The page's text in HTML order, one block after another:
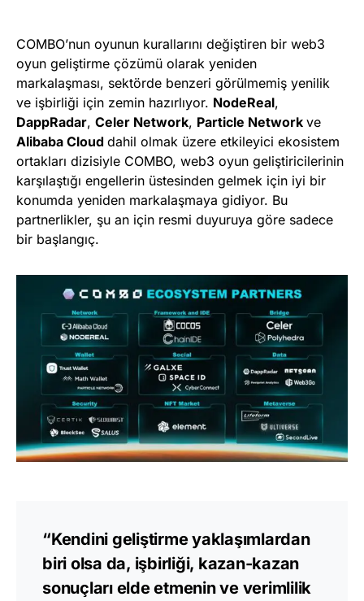
COMBO’nun oyunun kurallarını değiştiren bir web3
oyun geliştirme çözümü olarak yeniden
markalaşması, sektörde benzeri görülmemiş yenilik
ve işbirliği için zemin hazırlıyor. NodeReal,
DappRadar, Celer Network, Particle Network ve
Alibaba Cloud dahil olmak üzere etkileyici ekosistem
ortakları dizisiyle COMBO, web3 oyun geliştiricilerinin
karşılaştığı engellerin üstesinden gelmek için iyi bir
konumda yeniden markalaşmaya gidiyor. Bu
partnerlikler, şu an için resmi duyuruya göre sadece
bir başlangıç.
“Kendini geliştirme yaklaşımlardan
biri olsa da, işbirliği, kazan-kazan
sonuçları elde etmenin ve verimlilik